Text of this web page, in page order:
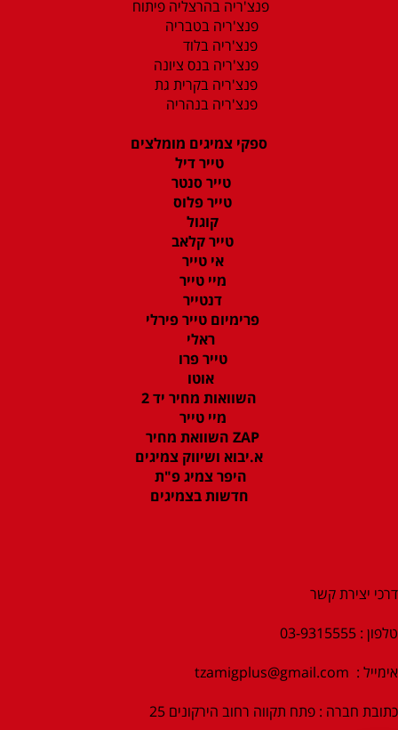
פנצ'ריה בהרצליה פיתוח
פנצ'ריה בטבריה
פנצ'ריה בלוד
פנצ'ריה בנס ציונה
פנצ'ריה בקרית גת
פנצ'ריה בנהריה
ספקי צמיגים מומלצים
טייר דיל
טייר סנטר
טייר פלוס
קוגול
טייר קלאב
אי טייר
מיי טייר
דנטייר
פרימיום טייר פירלי
ראלי
טייר פרו
אוטו
השוואות מחיר יד 2
מיי טייר
ZAP השוואת מחיר
א.יבוא ושיווק צמיגים
היפר צמיג פ"ת
חדשות בצמיגים
דרכי יצירת קשר
טלפון : 03-9315555
אימייל : tzamigplus@gmail.com
כתובת חברה : פתח תקווה רחוב הירקונים 25